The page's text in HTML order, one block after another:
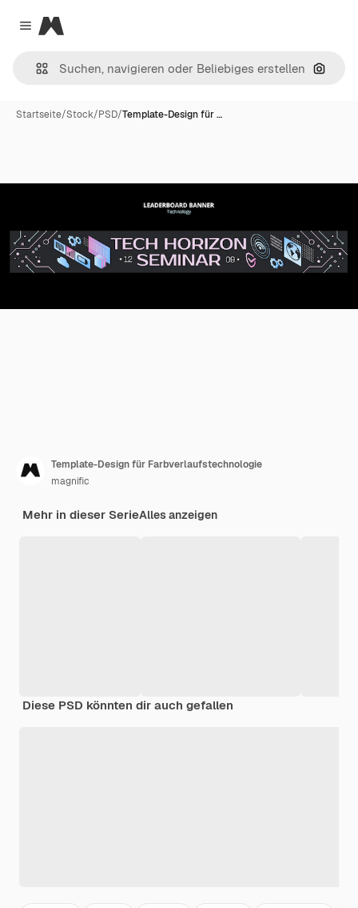
Close menu
Magnific
Nach
Startseite/Stock/PSD/Template-Design für …
Template-Design für Farbverlaufstechnologie
magnific
Mehr in dieser SerieAlles anzeigen
Diese PSD könnten dir auch gefallen